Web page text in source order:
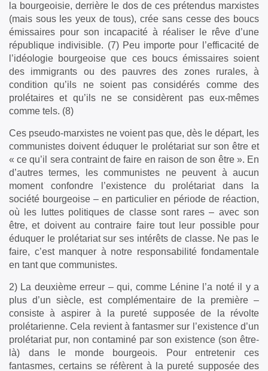
la bourgeoisie, derrière le dos de ces prétendus marxistes
(mais sous les yeux de tous), crée sans cesse des boucs
émissaires pour son incapacité à réaliser le rêve d’une
république indivisible. (7) Peu importe pour l’efficacité de
l’idéologie bourgeoise que ces boucs émissaires soient
des immigrants ou des pauvres des zones rurales, à
condition qu’ils ne soient pas considérés comme des
prolétaires et qu’ils ne se considèrent pas eux-mêmes
comme tels. (8)
Ces pseudo-marxistes ne voient pas que, dès le départ, les
communistes doivent éduquer le prolétariat sur son être et
« ce qu’il sera contraint de faire en raison de son être ». En
d’autres termes, les communistes ne peuvent à aucun
moment confondre l’existence du prolétariat dans la
société bourgeoise – en particulier en période de réaction,
où les luttes politiques de classe sont rares – avec son
être, et doivent au contraire faire tout leur possible pour
éduquer le prolétariat sur ses intérêts de classe. Ne pas le
faire, c’est manquer à notre responsabilité fondamentale
en tant que communistes.
2) La deuxième erreur – qui, comme Lénine l’a noté il y a
plus d’un siècle, est complémentaire de la première –
consiste à aspirer à la pureté supposée de la révolte
prolétarienne. Cela revient à fantasmer sur l’existence d’un
prolétariat pur, non contaminé par son existence (son être-
là) dans le monde bourgeois. Pour entretenir ces
fantasmes, certains se réfèrent à la pureté supposée des